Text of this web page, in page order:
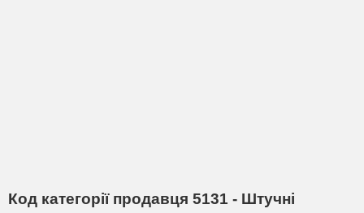
Код категорії продавця 5131 - Штучні